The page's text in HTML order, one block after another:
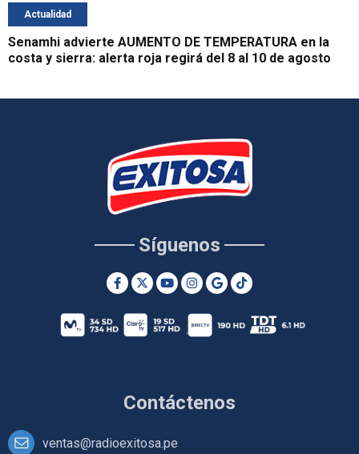
Actualidad
Senamhi advierte AUMENTO DE TEMPERATURA en la
costa y sierra: alerta roja regirá del 8 al 10 de agosto
Contáctenos
ventas@radioexitosa.pe
Síguenos